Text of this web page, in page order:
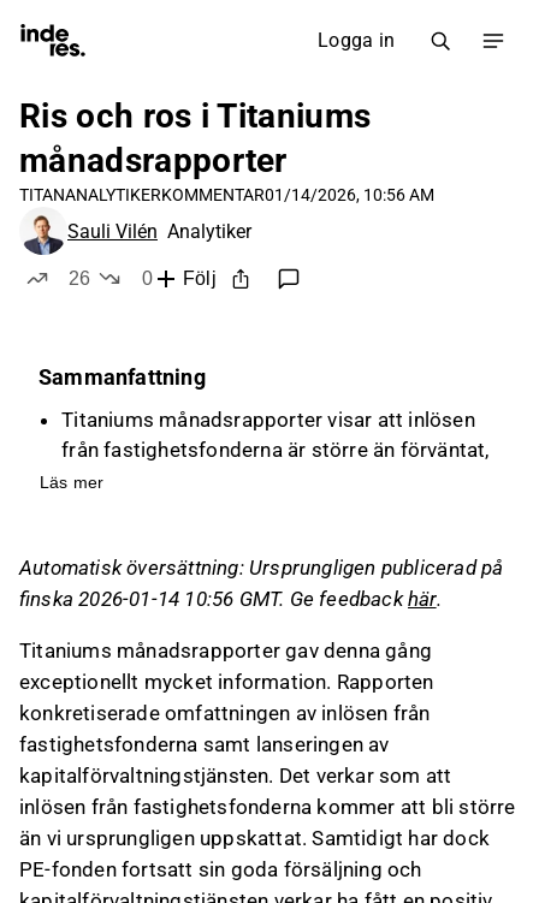
Logga in
Ris och ros i Titaniums
månadsrapporter
TITANANALYTIKERKOMMENTAR01/14/2026, 10:56 AM
Sauli Vilén Analytiker
26
0
Följ
Sammanfattning
Titaniums månadsrapporter visar att inlösen
från fastighetsfonderna är större än förväntat,
vilket fördjupar den förväntade resultatgropen.
inlösenbetalningar, och båda fonderna planerar
att sälja tillgångar för att finansiera framtida
PE-fonden har ökat i storlek och visat positiv
utveckling, men dess avgiftsnivå är lägre än
fastighetsfondernas, vilket begränsar dess
påverkan på företagets totala resultat.
Kapitalförvaltningstjänsten har fått en positiv
start, vilket är kritiskt för att kompensera för
den negativa påverkan från
fastighetsfondernas inlösen.
Läs mer
Automatisk översättning: Ursprungligen publicerad på
finska 2026-01-14 10:56 GMT. Ge feedbackhär.
Titaniums månadsrapporter gav denna gång
exceptionellt mycket information. Rapporten
konkretiserade omfattningen av inlösen från
fastighetsfonderna samt lanseringen av
kapitalförvaltningstjänsten. Det verkar som att
inlösen från fastighetsfonderna kommer att bli större
än vi ursprungligen uppskattat. Samtidigt har dock
PE-fonden fortsatt sin goda försäljning och